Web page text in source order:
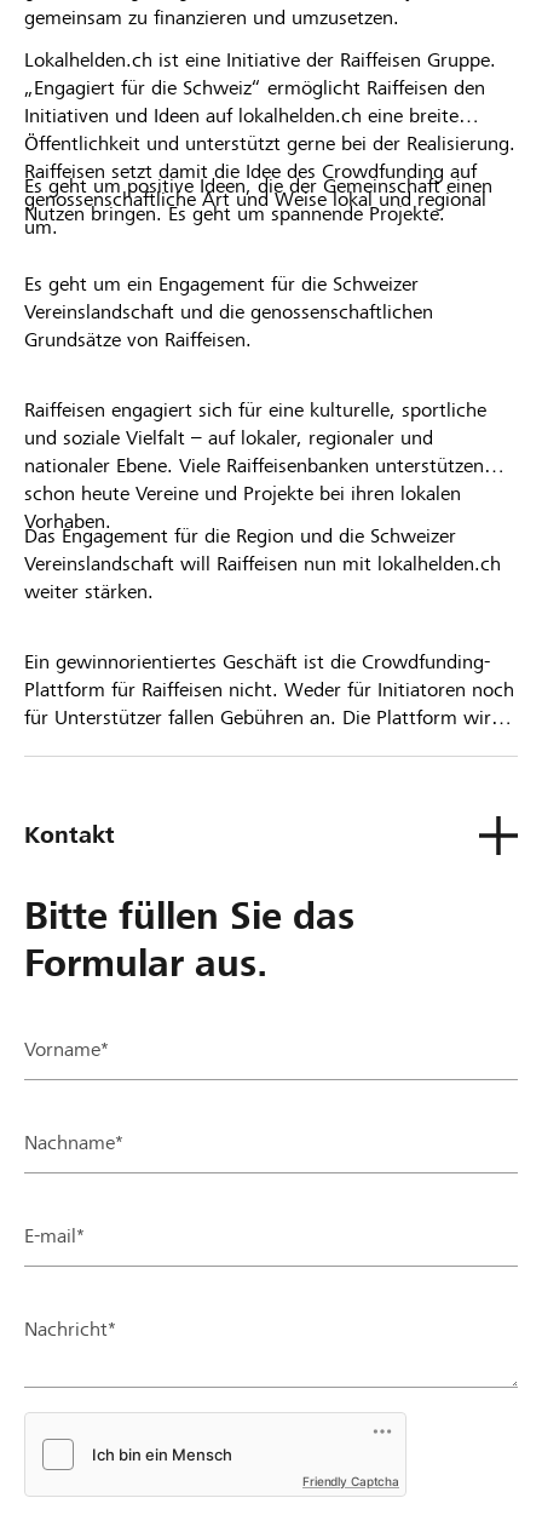
gemeinsam zu finanzieren und umzusetzen.
Lokalhelden.ch ist eine Initiative der Raiffeisen Gruppe.
„Engagiert für die Schweiz“ ermöglicht Raiffeisen den
Initiativen und Ideen auf lokalhelden.ch eine breite
Öffentlichkeit und unterstützt gerne bei der Realisierung.
Raiffeisen setzt damit die Idee des Crowdfunding auf
genossenschaftliche Art und Weise lokal und regional
um.
Es geht um positive Ideen, die der Gemeinschaft einen
Nutzen bringen. Es geht um spannende Projekte.
Es geht um ein Engagement für die Schweizer
Vereinslandschaft und die genossenschaftlichen
Grundsätze von Raiffeisen.
Raiffeisen engagiert sich für eine kulturelle, sportliche
und soziale Vielfalt – auf lokaler, regionaler und
nationaler Ebene. Viele Raiffeisenbanken unterstützen
schon heute Vereine und Projekte bei ihren lokalen
Vorhaben.
Das Engagement für die Region und die Schweizer
Vereinslandschaft will Raiffeisen nun mit lokalhelden.ch
weiter stärken.
Ein gewinnorientiertes Geschäft ist die Crowdfunding-
Plattform für Raiffeisen nicht. Weder für Initiatoren noch
für Unterstützer fallen Gebühren an. Die Plattform wird
Kontakt
Bitte füllen Sie das
Formular aus.
Vorname*
Nachname*
E-mail*
Nachricht*
Friendly Captcha